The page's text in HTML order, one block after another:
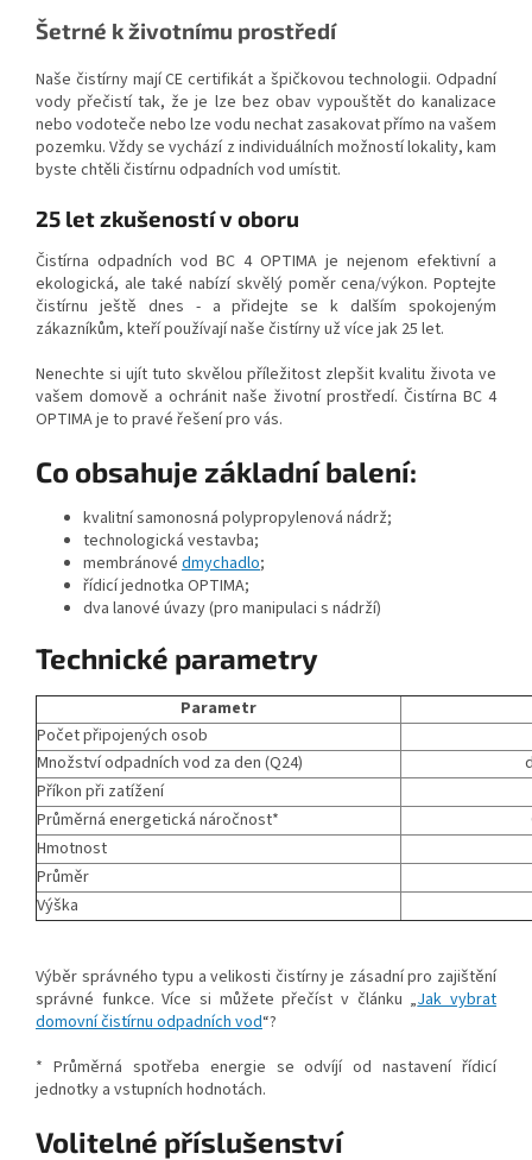
Šetrné k životnímu prostředí
Naše čistírny mají CE certifikát a špičkovou technologii. Odpadní
vody přečistí tak, že je lze bez obav vypouštět do kanalizace
nebo vodoteče nebo lze vodu nechat zasakovat přímo na vašem
pozemku. Vždy se vychází z individuálních možností lokality, kam
byste chtěli čistírnu odpadních vod umístit.
25 let zkušeností v oboru
Čistírna odpadních vod BC 4 OPTIMA je nejenom efektivní a
ekologická, ale také nabízí skvělý poměr cena/výkon. Poptejte
čistírnu ještě dnes - a přidejte se k dalším spokojeným
zákazníkům, kteří používají naše čistírny už více jak 25 let.
Nenechte si ujít tuto skvělou příležitost zlepšit kvalitu života ve
vašem domově a ochránit naše životní prostředí. Čistírna BC 4
OPTIMA je to pravé řešení pro vás.
Co obsahuje základní balení:
kvalitní samonosná polypropylenová nádrž;
technologická vestavba;
membránové dmychadlo;
řídicí jednotka OPTIMA;
dva lanové úvazy (pro manipulaci s nádrží)
Technické parametry
Parametr
Počet připojených osob
Množství odpadních vod za den (Q24)
Příkon při zatížení
Průměrná energetická náročnost*
Hmotnost
Průměr
Výška
Výběr správného typu a velikosti čistírny je zásadní pro zajištění
správné funkce. Více si můžete přečíst v článku „Jak vybrat
domovní čistírnu odpadních vod“?
* Průměrná spotřeba energie se odvíjí od nastavení řídicí
jednotky a vstupních hodnotách.
Volitelné příslušenství